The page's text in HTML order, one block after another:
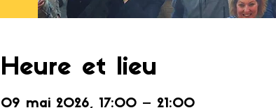
Heure et lieu
09 mai 2026, 17:00 – 21:00